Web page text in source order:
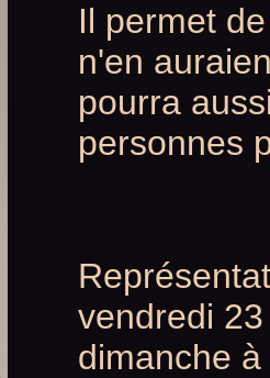
Il permet
n'en
pourra
personnes
vendredi
dimanche